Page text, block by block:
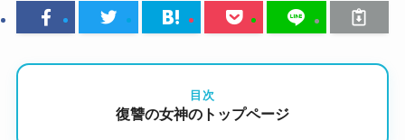
目次
復讐の女神のトップページ